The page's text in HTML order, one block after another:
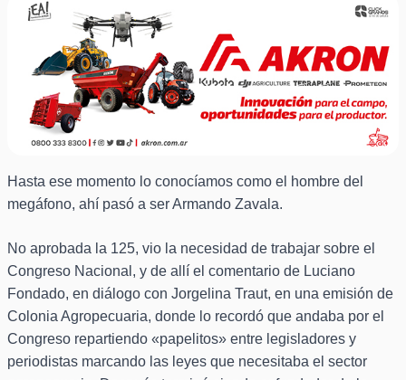
Hasta ese momento lo conocíamos como el hombre del
megáfono, ahí pasó a ser Armando Zavala.
No aprobada la 125, vio la necesidad de trabajar sobre el
Congreso Nacional, y de allí el comentario de Luciano
Fondado, en diálogo con Jorgelina Traut, en una emisión de
Colonia Agropecuaria, donde lo recordó que andaba por el
Congreso repartiendo «papelitos» entre legisladores y
periodistas marcando las leyes que necesitaba el sector